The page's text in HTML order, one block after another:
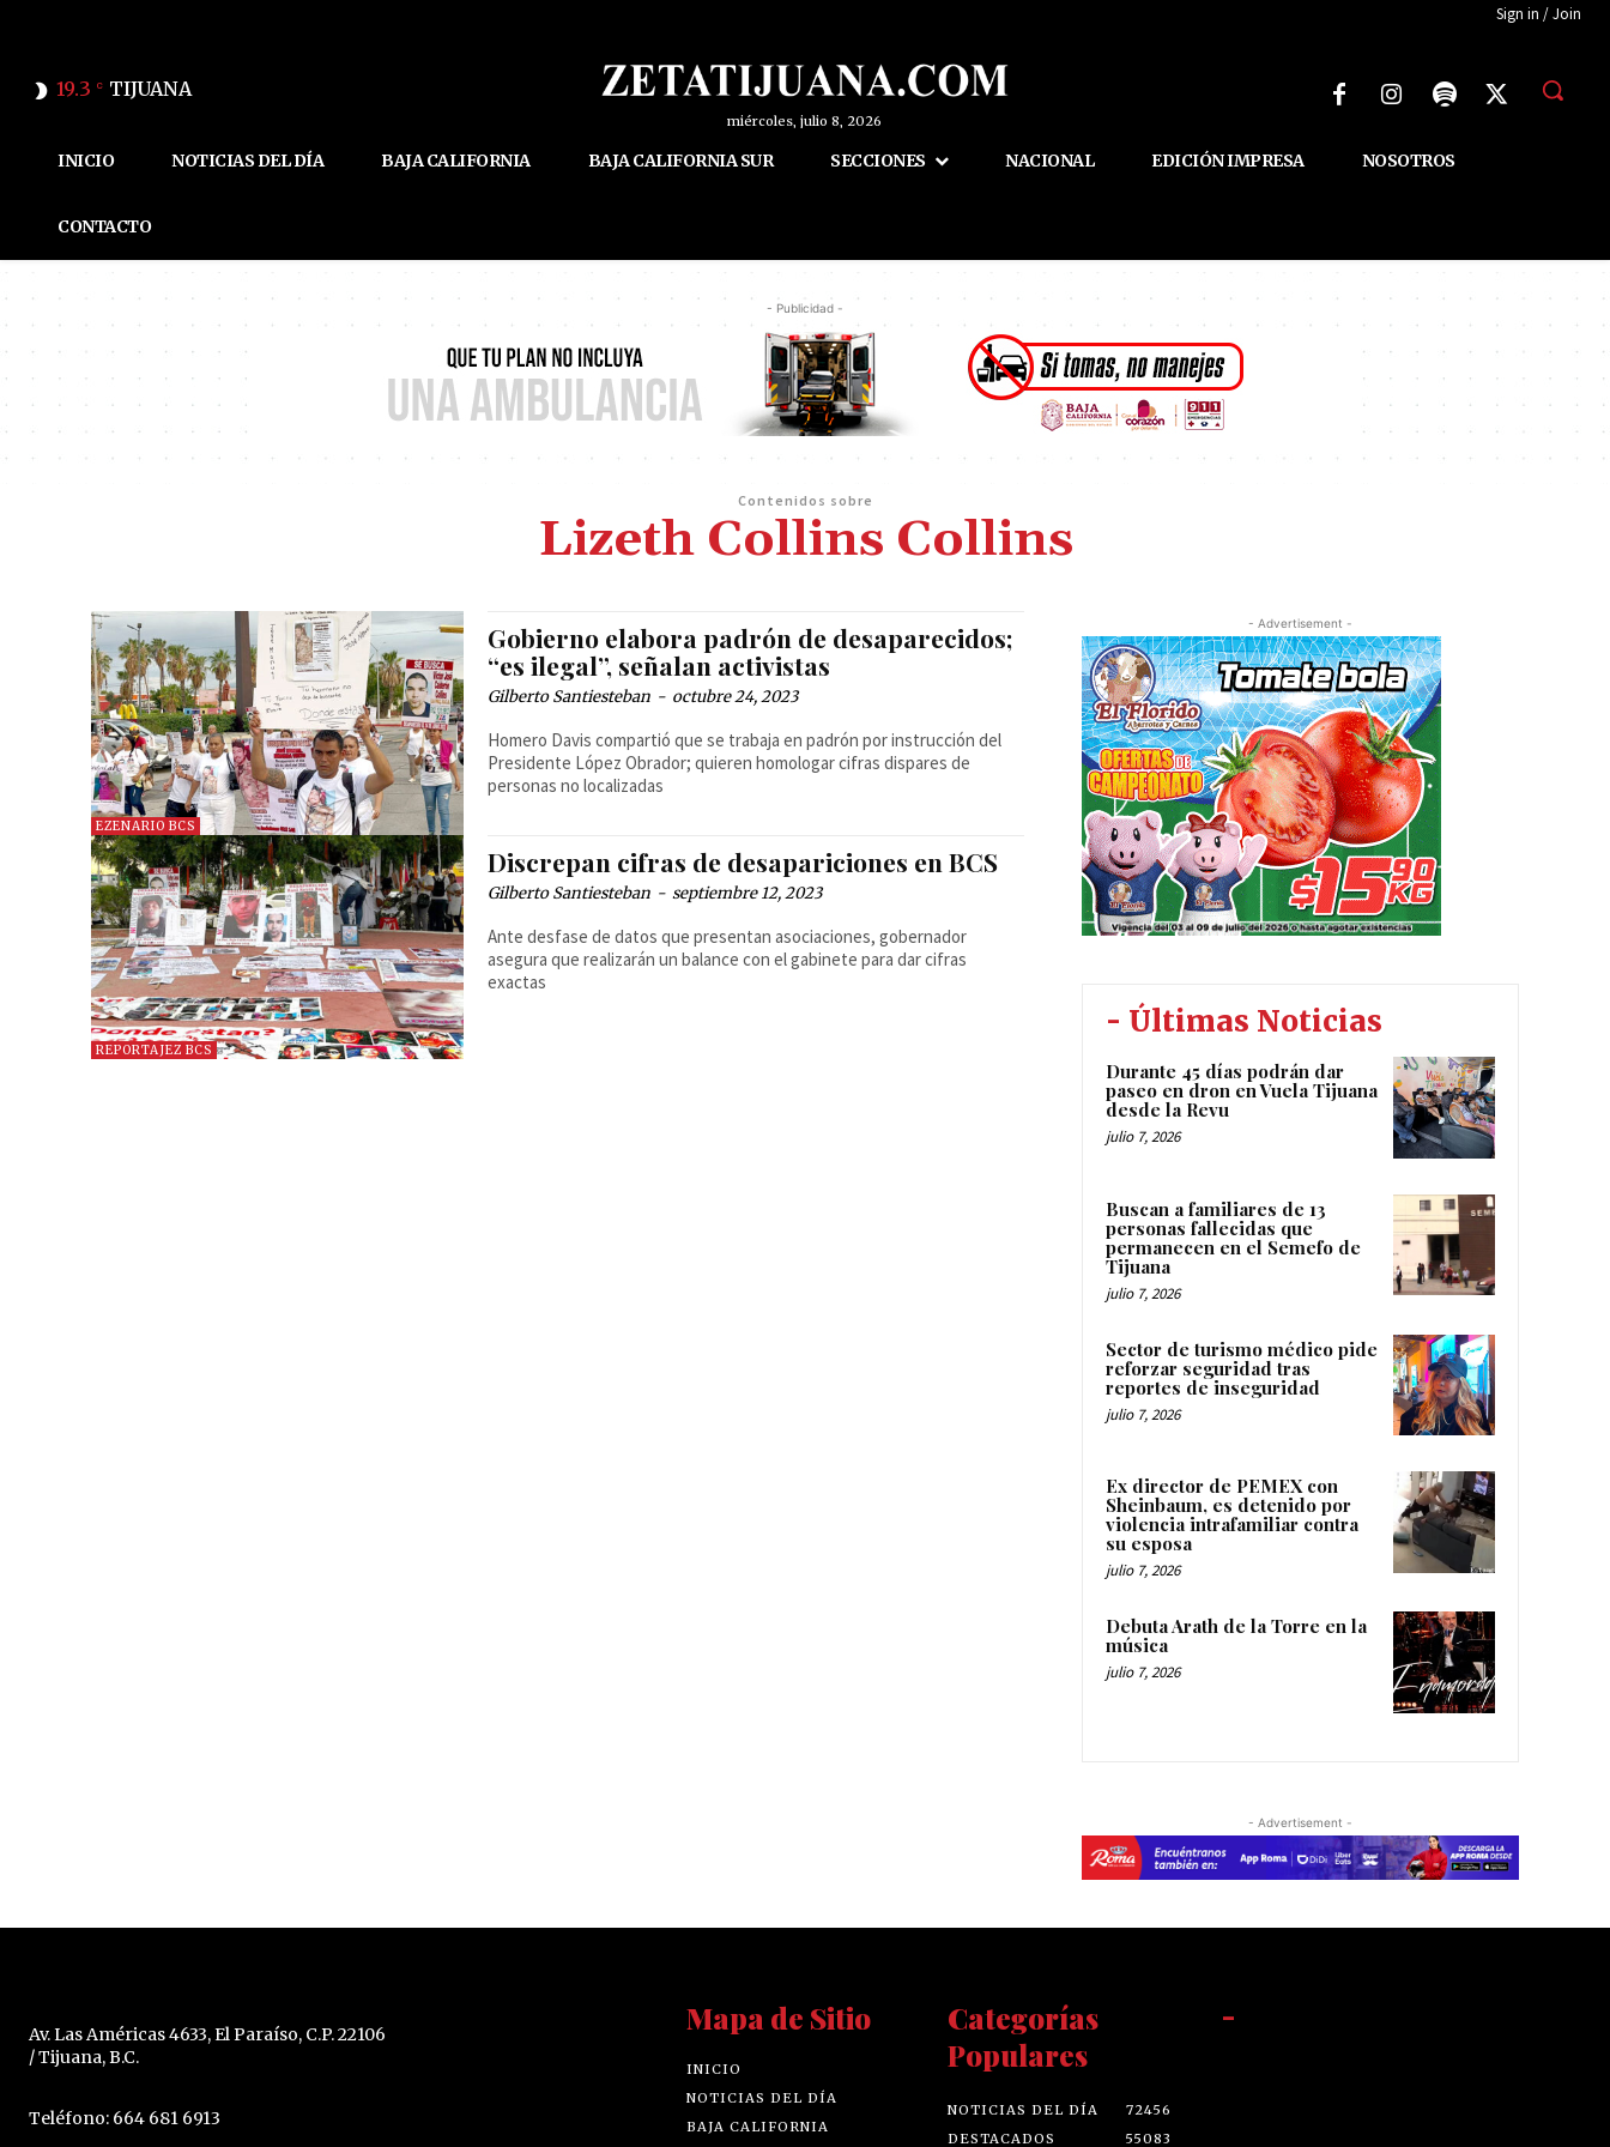
Sign in / Join
19.3 C TIJUANA
miércoles, julio 8, 2026
INICIO NOTICIAS DEL DÍA BAJA CALIFORNIA BAJA CALIFORNIA SUR SECCIONES NACIONAL EDICIÓN IMPRESA NOSOTROS
CONTACTO
- Publicidad -
Contenidos sobre
Lizeth Collins Collins
EZENARIO BCS
Gobierno elabora padrón de desaparecidos;
“es ilegal”, señalan activistas
Gilberto Santiesteban - octubre 24, 2023
Homero Davis compartió que se trabaja en padrón por instrucción del
Presidente López Obrador; quieren homologar cifras dispares de
personas no localizadas
REPORTAJEZ BCS
Discrepan cifras de desapariciones en BCS
Gilberto Santiesteban - septiembre 12, 2023
Ante desfase de datos que presentan asociaciones, gobernador
asegura que realizarán un balance con el gabinete para dar cifras
exactas
- Advertisement -
- Últimas Noticias
Durante 45 días podrán dar
paseo en dron en Vuela Tijuana
desde la Revu
julio 7, 2026
Buscan a familiares de 13
personas fallecidas que
permanecen en el Semefo de
Tijuana
julio 7, 2026
Sector de turismo médico pide
reforzar seguridad tras
reportes de inseguridad
julio 7, 2026
Ex director de PEMEX con
Sheinbaum, es detenido por
violencia intrafamiliar contra
su esposa
julio 7, 2026
Debuta Arath de la Torre en la
música
julio 7, 2026
- Advertisement -
Av. Las Américas 4633, El Paraíso, C.P. 22106
/ Tijuana, B.C.
Teléfono: 664 681 6913
Mapa de Sitio
INICIO
NOTICIAS DEL DÍA
BAJA CALIFORNIA
Categorías
Populares
NOTICIAS DEL DÍA
72456
DESTACADOS
55083
-